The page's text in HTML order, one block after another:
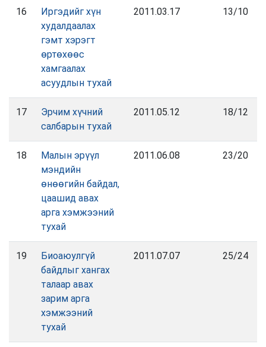
16
Иргэдийг хүн
худалдаалах
гэмт хэрэгт
өртөхөөс
хамгаалах
асуудлын тухай
2011.03.17 13/10
17
Эрчим хүчний
салбарын тухай
2011.05.12 18/12
18
Малын эрүүл
мэндийн
өнөөгийн байдал,
цаашид авах
арга хэмжээний
тухай
2011.06.08 23/20
19
Биоаюулгүй
байдлыг хангах
талаар авах
зарим арга
хэмжээний
тухай
2011.07.07 25/24